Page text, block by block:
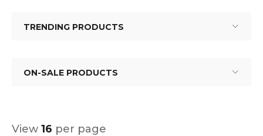
TRENDING PRODUCTS
ON-SALE PRODUCTS
View 16 per page